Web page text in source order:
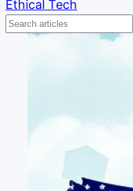
Ethical Tech
Search